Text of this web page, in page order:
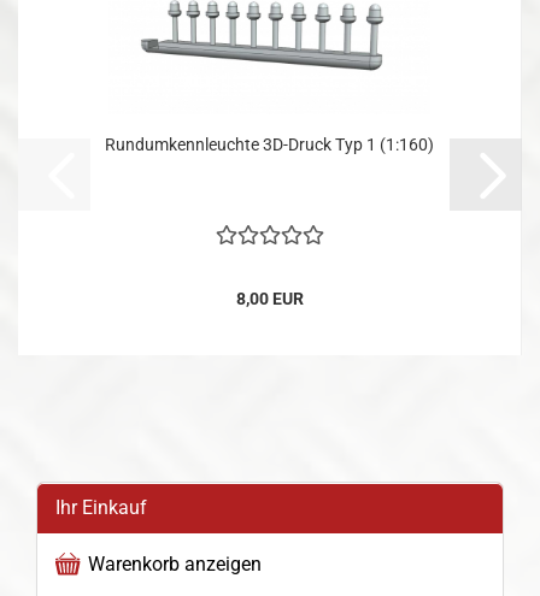
Rundumkennleuchte 3D-Druck Typ 1 (1:160)
8,00 EUR
Ihr Einkauf
Warenkorb anzeigen